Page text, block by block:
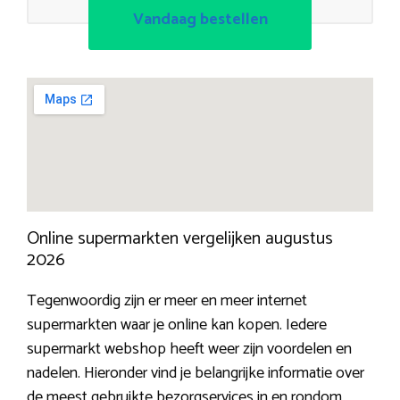
Vandaag bestellen
Online supermarkten vergelijken augustus
2026
Tegenwoordig zijn er meer en meer internet
supermarkten waar je online kan kopen. Iedere
supermarkt webshop heeft weer zijn voordelen en
nadelen. Hieronder vind je belangrijke informatie over